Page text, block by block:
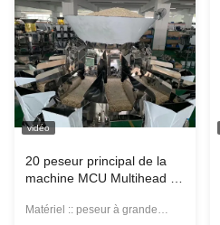
vidéo
20 peseur principal de la
machine MCU Multihead de
Matériel :: peseur à grande